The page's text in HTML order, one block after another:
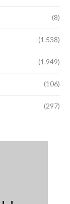
(8)
(1.538)
(1.949)
(106)
(297)